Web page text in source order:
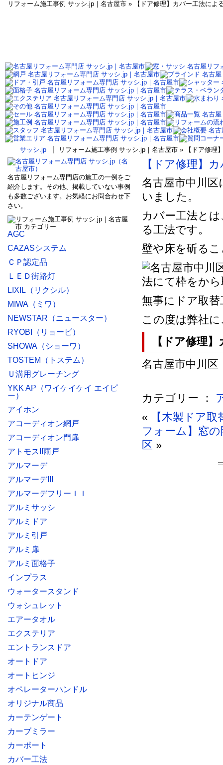
リフォーム施工事例 サッシ.jp｜名古屋市 » 【ドア修理】カバー工法に
サッシ.jp リフォーム施工事例 サッシ.jp｜名古屋市 » 【ドア修
【ドア修理】
名古屋市中川
いました。
カバー工法と
る工法です。
壁や床を斫る
無事にドア取
この度は弊社
【ドア修理
名古屋市中川
カテゴリー ：
«
【木製ドア
フォーム】窓
区 »
名古屋リフォーム専門店の施工の一例をご
紹介します。その他、掲載していない事例
も多数ございます。お気軽にお問合わせ下
さい。
AGC
CAZASシステム
ＣＰ認定品
ＬＥＤ街路灯
LIXIL（リクシル）
MIWA（ミワ）
NEWSTAR（ニュースター）
RYOBI（リョービ）
SHOWA（ショーワ）
TOSTEM（トステム）
Ｕ溝用グレーチング
YKK AP（ワイケイケイ エイピ
ー）
アイホン
アコーディオン網戸
アコーディオン門扉
アトモスII雨戸
アルマーデ
アルマーデIII
アルマーデフリーＩＩ
アルミサッシ
アルミドア
アルミ引戸
アルミ扉
アルミ面格子
インプラス
ウォータースタンド
ウォシュレット
エアータオル
エクステリア
エントランスドア
オートドア
オートヒンジ
オペレーターハンドル
オリジナル商品
カーテンゲート
カーブミラー
カーポート
カバー工法